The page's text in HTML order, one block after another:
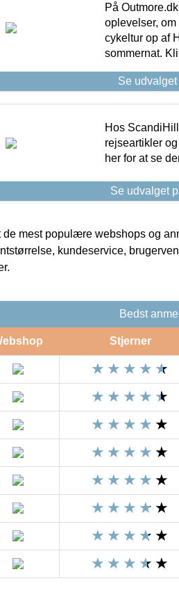
På
oplevelser,
cykeltur op af
sommernat.
Se
Hos
rejseartikler
her for at se
Se udvalget
mest populære webshops og
kundeservice,
Bedst
Stjerner